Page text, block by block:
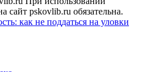
сайт pskovlib.ru обязательна.
как не поддаться на уловки